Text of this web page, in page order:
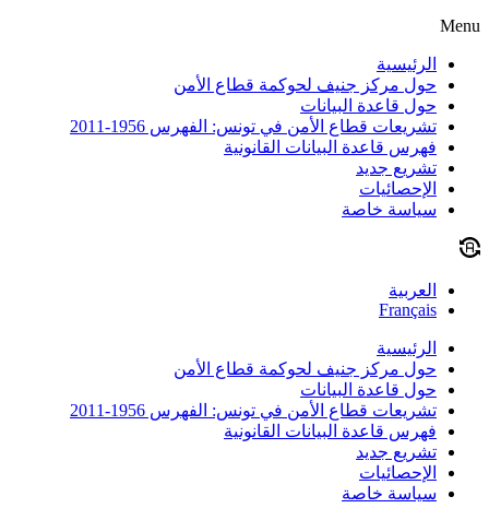
Menu
الرئيسية
حول مركز جنيف لحوكمة قطاع الأمن
حول قاعدة البيانات
تشريعات قطاع الأمن في تونس: الفهرس 1956-2011
فهرس قاعدة البيانات القانونية
تشريع جديد
الإحصائيات
سياسة خاصة
العربية
Français
الرئيسية
حول مركز جنيف لحوكمة قطاع الأمن
حول قاعدة البيانات
تشريعات قطاع الأمن في تونس: الفهرس 1956-2011
فهرس قاعدة البيانات القانونية
تشريع جديد
الإحصائيات
سياسة خاصة